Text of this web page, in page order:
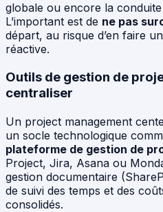
globale ou encore la
L’important est de ne pas
départ, au risque d’en faire
réactive.
Outils de gestion de
centraliser
Un project management
un socle technologique
plateforme de gestion de
Project, Jira, Asana ou
gestion documentaire
de suivi des temps et des
consolidés.